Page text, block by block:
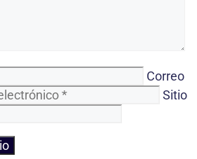
Correo
Sitio